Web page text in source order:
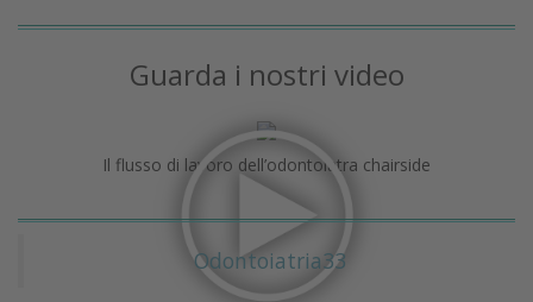
Guarda i nostri video
Il flusso di lavoro dell’odontoiatra chairside
Odontoiatria33